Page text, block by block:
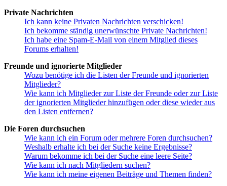
Private Nachrichten
Ich kann keine Privaten Nachrichten verschicken!
Ich bekomme ständig unerwünschte Private Nachrichten!
Ich habe eine Spam-E-Mail von einem Mitglied dieses
Forums erhalten!
Freunde und ignorierte Mitglieder
Wozu benötige ich die Listen der Freunde und ignorierten
Mitglieder?
Wie kann ich Mitglieder zur Liste der Freunde oder zur Liste
der ignorierten Mitglieder hinzufügen oder diese wieder aus
den Listen entfernen?
Die Foren durchsuchen
Wie kann ich ein Forum oder mehrere Foren durchsuchen?
Weshalb erhalte ich bei der Suche keine Ergebnisse?
Warum bekomme ich bei der Suche eine leere Seite?
Wie kann ich nach Mitgliedern suchen?
Wie kann ich meine eigenen Beiträge und Themen finden?